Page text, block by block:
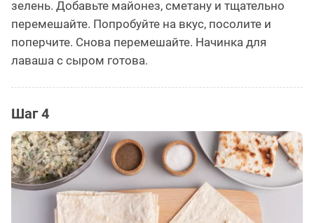
зелень. Добавьте майонез, сметану и тщательно
перемешайте. Попробуйте на вкус, посолите и
поперчите. Снова перемешайте. Начинка для
лаваша с сыром готова.
Шаг 4